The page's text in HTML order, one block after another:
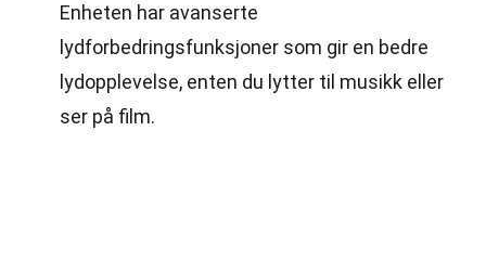
Enheten har avanserte
lydforbedringsfunksjoner som gir en bedre
lydopplevelse, enten du lytter til musikk eller
ser på film.